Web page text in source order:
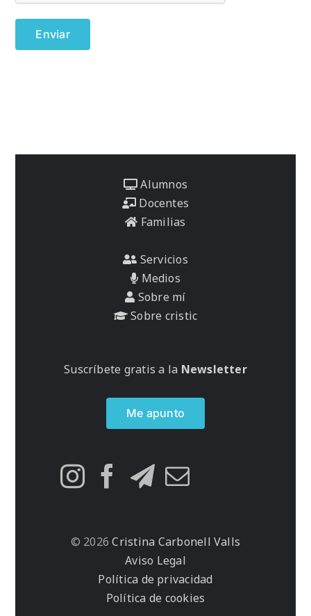
Alumnos
Docentes
Familias
Servicios
Medios
Sobre mí
Sobre cristic
Suscríbete gratis a la Newsletter
Me apunto
© 2026 Cristina Carbonell Valls
Aviso Legal
Política de privacidad
Política de cookies